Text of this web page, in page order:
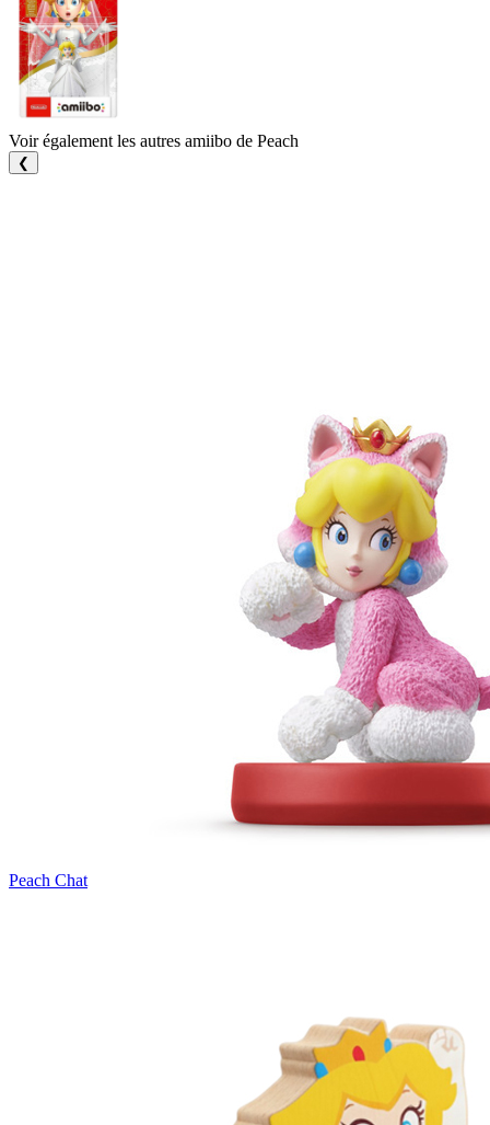
Voir également les autres amiibo de Peach
❮
Peach Chat